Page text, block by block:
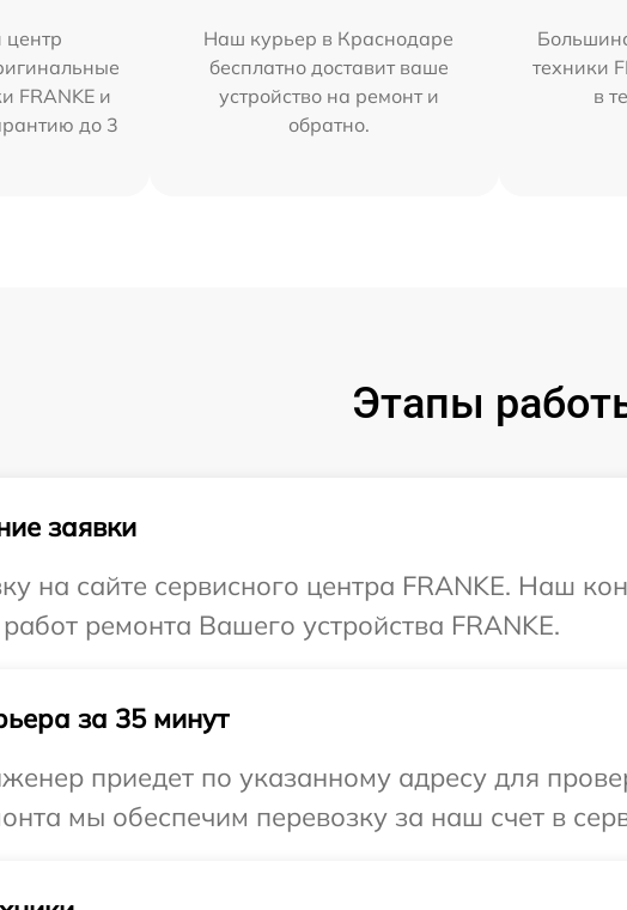
FRANKE и
до 3
Наш курьер в Краснодаре
бесплатно доставит ваше
устройство на ремонт и
обратно.
техники
в
Этапы
заявки
на сайте сервисного центра FRANKE. Наш
ремонта Вашего устройства FRANKE.
за 35 минут
приедет по указанному адресу для
мы обеспечим перевозку за наш счет в